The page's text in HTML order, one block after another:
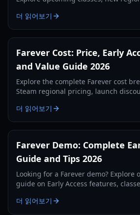
더 읽어보기
Farever Cost: Price, Early
and Value Guide 2026
Explore the complete Farever cost
Steam regional pricing, launch
더 읽어보기
Farever Demo: Complete
Guide and Tips 2026
Looking for a Farever demo? Explore
guide on Early Access features,
더 읽어보기